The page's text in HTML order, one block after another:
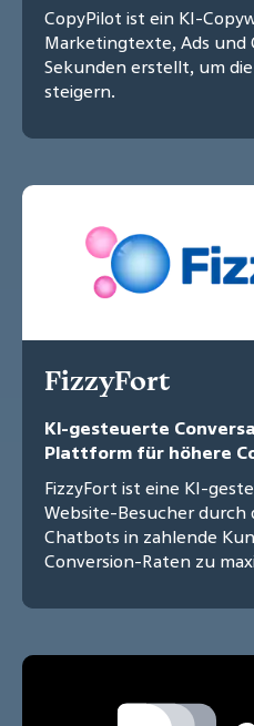
CopyPilot ist ein KI-
Marketingtexte, Ads
Sekunden erstellt, um
steigern.
FizzyFort
KI-gesteuerte
Plattform für höhere
FizzyFort ist eine KI-
Website-Besucher
Chatbots in zahlende
Conversion-Raten zu